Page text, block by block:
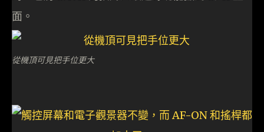
面。
從機頂可見把手位更大